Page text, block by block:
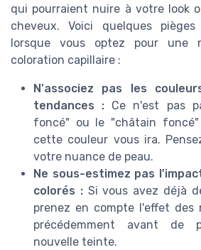
qui pourraient nuire à votre look
cheveux. Voici quelques
lorsque vous optez pour une
coloration capillaire :
N'associez pas les
tendances : Ce n'est pas
foncé" ou le "châtain
cette couleur vous ira.
votre nuance de peau.
Ne sous-estimez pas
colorés :Si vous avez déjà
prenez en compte l'effet des
précédemment avant de
nouvelle teinte.